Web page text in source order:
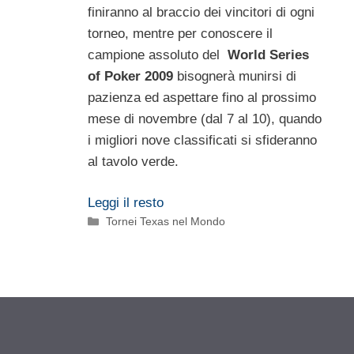
finiranno al braccio dei vincitori di ogni
torneo, mentre per conoscere il
campione assoluto del World Series
of Poker 2009 bisognerà munirsi di
pazienza ed aspettare fino al prossimo
mese di novembre (dal 7 al 10), quando
i migliori nove classificati si sfideranno
al tavolo verde.
Leggi il resto
Categorie
Tornei Texas nel Mondo